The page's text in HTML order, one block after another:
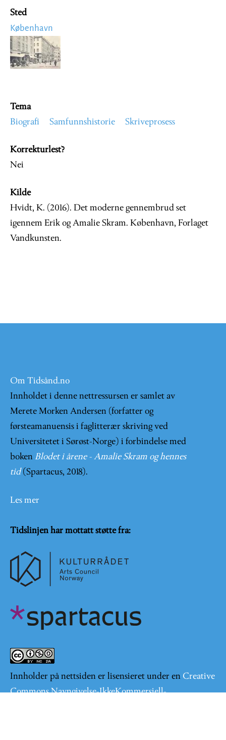
Sted
København
Image
Tema
Biografi
Samfunnshistorie Skriveprosess
Korrekturlest?
Nei
Kilde
Hvidt, K. (2016). Det moderne gennembrud set
igennem Erik og Amalie Skram. København, Forlaget
Vandkunsten.
Om Tidsånd.no
Innholdet i denne nettressursen er samlet av
Merete Morken Andersen (forfatter og
førsteamanuensis i faglitterær skriving ved
Universitetet i Sørøst-Norge) i forbindelse med
boken Blodet i årene - Amalie Skram og hennes
tid (Spartacus, 2018).
Les mer
Tidslinjen har mottatt støtte fra:
Innholder på nettsiden er lisensieret under en Creative
Commons Navngivelse-IkkeKommersiell-